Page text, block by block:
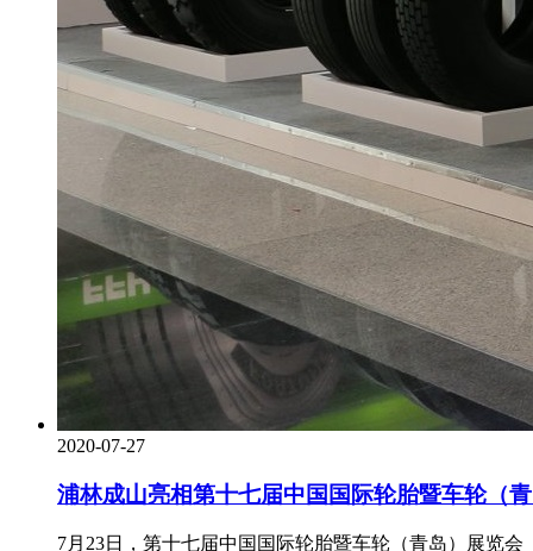
2020-07-27
浦林成山亮相第十七届中国国际轮胎暨车轮（
7月23日，第十七届中国国际轮胎暨车轮（青岛）展览